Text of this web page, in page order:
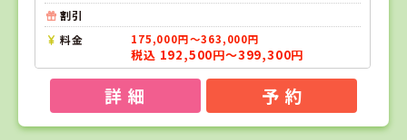
割引
料金
175,000円～363,000円
税込 192,500円～399,300円
詳 細 予 約